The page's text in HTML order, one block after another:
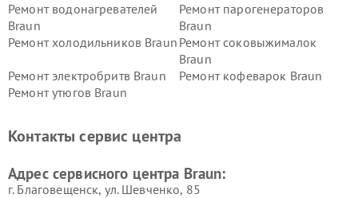
Ремонт водонагревателей
Braun
Ремонт парогенераторов
Braun
Ремонт холодильников Braun Ремонт соковыжималок
Braun
Ремонт электробритв Braun
Ремонт кофеварок Braun
Ремонт утюгов Braun
Контакты сервис центра
Адрес сервисного центра Braun:
г. Благовещенск, ул. Шевченко, 85